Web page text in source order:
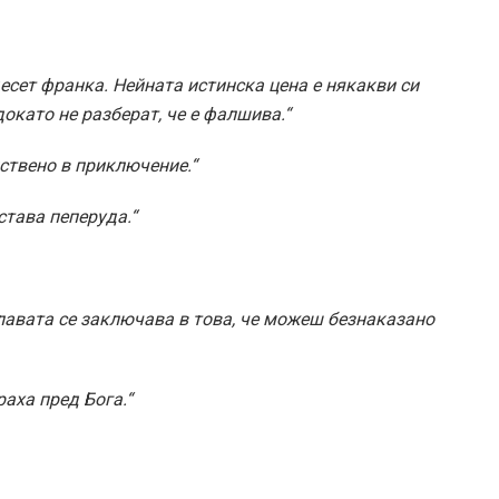
франка. Нейната истинска цена е някакви си
не разберат, че е фалшива.“
в приключение.“
пеперуда.“
се заключава в това, че можеш безнаказано
пред Бога.“